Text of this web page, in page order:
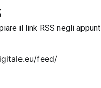
il link RSS negli